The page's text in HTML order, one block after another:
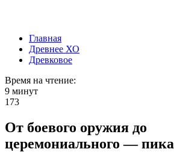
Главная
Древнее ХО
Древковое
Время на чтение:
9 минут
173
От боевого оружия до
церемониального — пика